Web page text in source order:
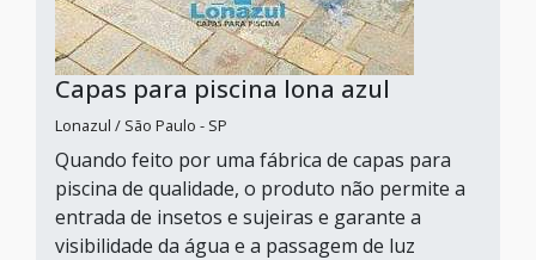
Capas para piscina lona azul
Lonazul / São Paulo - SP
Quando feito por uma fábrica de capas para
piscina de qualidade, o produto não permite a
entrada de insetos e sujeiras e garante a
visibilidade da água e a passagem de luz